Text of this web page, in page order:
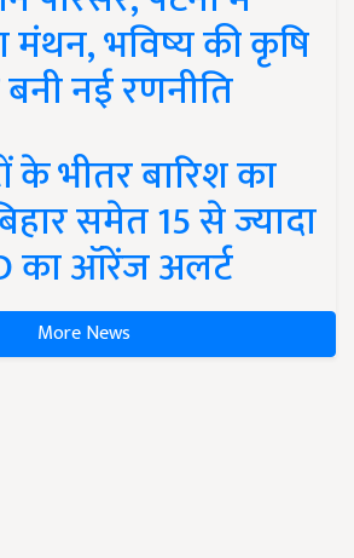
मंथन, भविष्य की कृषि
नई रणनीति
भीतर बारिश का
समेत 15 से ज्यादा
का ऑरेंज अलर्ट
More News